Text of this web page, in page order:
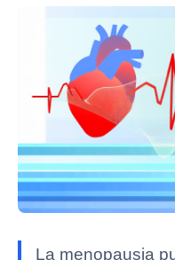
La menopausia